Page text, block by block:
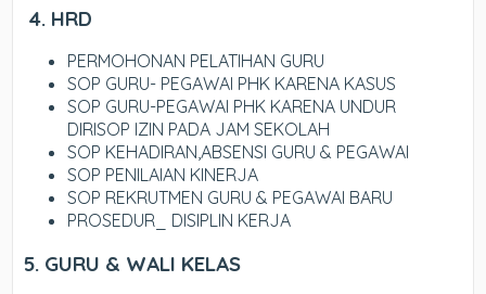
4. HRD
PERMOHONAN PELATIHAN GURU
SOP GURU- PEGAWAI PHK KARENA KASUS
SOP GURU-PEGAWAI PHK KARENA UNDUR
DIRISOP IZIN PADA JAM SEKOLAH
SOP KEHADIRAN,ABSENSI GURU & PEGAWAI
SOP PENILAIAN KINERJA
SOP REKRUTMEN GURU & PEGAWAI BARU
PROSEDUR_ DISIPLIN KERJA
5. GURU & WALI KELAS